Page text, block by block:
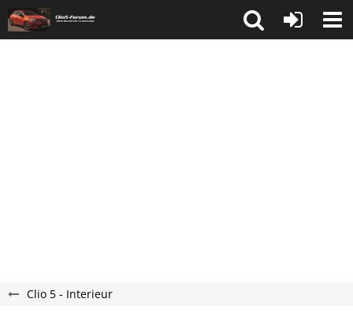
Clio 5 - Interieur